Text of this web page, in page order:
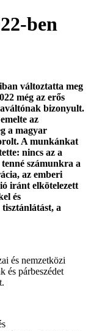
ben
változtatta meg
még az erős
bizonyult.
az
a magyar
A munkánkat
nincs az a
számunkra a
az emberi
iránt elkötelezett
és
a
és nemzetközi
és párbeszédet